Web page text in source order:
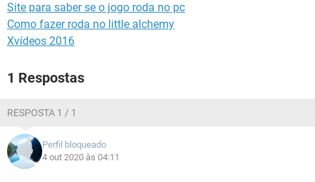
Site para saber se o jogo roda no pc
Como fazer roda no little alchemy
Xvídeos 2016
1 Respostas
RESPOSTA 1 / 1
Perfil bloqueado
4 out 2020 às 04:11